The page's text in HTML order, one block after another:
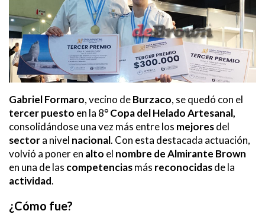
Gabriel Formaro, vecino deBurzaco, se quedó con el
tercer puesto en la 8° Copa del Helado Artesanal,
consolidándose una vez más entre los mejoresdel
sectora nivel nacional. Con esta destacada actuación,
volvió a poner en alto el nombre de Almirante Brown
en una de las competenciasmás reconocidasde la
actividad.
¿Cómo fue?